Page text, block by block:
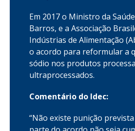
Em 2017 o Ministro da
Barros, e a Associação
Indústrias de Alimentação
o acordo para reformular a
sódio nos produtos
ultraprocessados.
Comentário do Idec:
“Não existe punição